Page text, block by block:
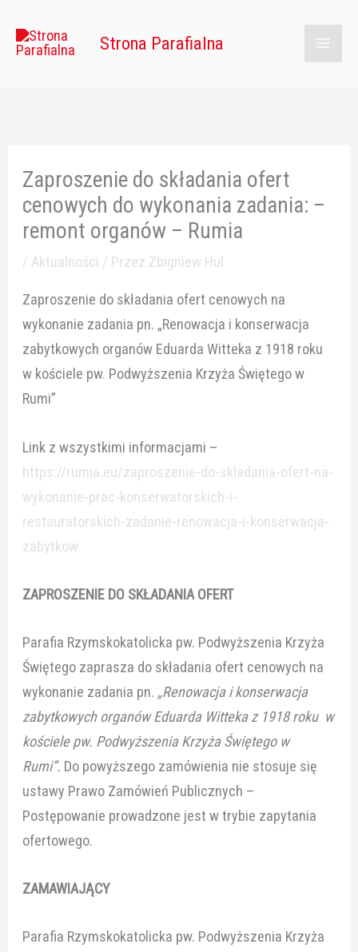
Strona Parafialna
Main
Zaproszenie do składania ofert
cenowych do wykonania zadania: –
remont organów – Rumia
/ Aktualności / Przez Zbigniew Hul
Zaproszenie do składania ofert cenowych na
wykonanie zadania pn. „Renowacja i konserwacja
zabytkowych organów Eduarda Witteka z 1918 roku
w kościele pw. Podwyższenia Krzyża Świętego w
Rumi”
Link z wszystkimi informacjami –
https://rumia.eu/zaproszenie-do-skladania-ofert-na-
wykonanie-prac-konserwatorskich-i-
restauratorskich-zadanie-renowacja-i-konserwacja-
zabytkow
ZAPROSZENIE DO SKŁADANIA OFERT
Parafia Rzymskokatolicka pw. Podwyższenia Krzyża
Świętego zaprasza do składania ofert cenowych na
wykonanie zadania pn. „Renowacja i konserwacja
zabytkowych organów Eduarda Witteka z 1918 roku w
kościele pw. Podwyższenia Krzyża Świętego w
Rumi”. Do powyższego zamówienia nie stosuje się
ustawy Prawo Zamówień Publicznych –
Postępowanie prowadzone jest w trybie zapytania
ofertowego.
ZAMAWIAJĄCY
Parafia Rzymskokatolicka pw. Podwyższenia Krzyża